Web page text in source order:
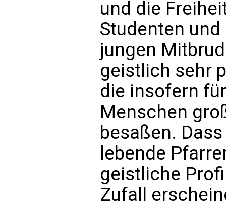
und die
Studenten
jungen
geistlich sehr
die insofern
Menschen
besaßen.
lebende
geistliche
Zufall